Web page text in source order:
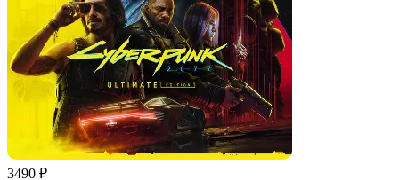
3490 ₽